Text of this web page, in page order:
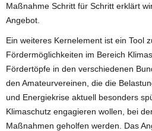
Maßnahme Schritt für Schritt erklärt
Angebot.
Ein weiteres Kernelement ist ein Tool
Fördermöglichkeiten im Bereich
Fördertöpfe in den verschiedenen
den Amateurvereinen, die die
und Energiekrise aktuell besonders
Klimaschutz engagieren wollen, bei
Maßnahmen geholfen werden. Das